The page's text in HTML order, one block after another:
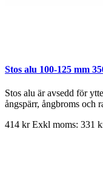
Stos alu 100-125 mm
Stos alu är avsedd för
ångspärr, ångbroms och
414 krExkl moms: 331